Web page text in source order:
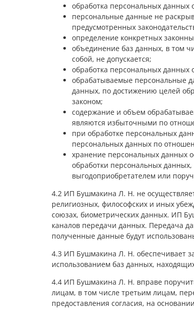
обработка персональных данных
персональные данные не
предусмотренных
определение конкретных
объединение баз данных, в том
собой, не допускается;
обработка персональных данных
обрабатываемые персональные
данных, по достижению целей
законом;
содержание и объем
являются избыточными по
при обработке персональных
персональных данных по
хранение персональных данных
обработки персональных
выгодоприобретателем или
4.2 ИП Бушмакина Л. Н. не
религиозных, философских и иных
союзах, биометрических данных. ИП
каналов передачи данных. Передача
полученные данные будут
4.3 ИП Бушмакина Л. Н. обеспечивает
использованием баз данных,
4.4 ИП Бушмакина Л. Н. вправе
лицам, в том числе третьим лицам,
предоставления согласия, на